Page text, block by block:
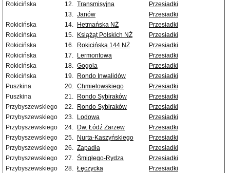
Rokicińska
12. Transmisyjna
Przesiadki
13. Janów
Przesiadki
Rokicińska
14. Hetmańska NŻ
Przesiadki
Rokicińska
15. Książąt Polskich NŻ
Przesiadki
Rokicińska
16. Rokicińska 144 NŻ
Przesiadki
Rokicińska
17. Lermontowa
Przesiadki
Rokicińska
18. Gogola
Przesiadki
Rokicińska
19. Rondo Inwalidów
Przesiadki
Puszkina
20. Chmielowskiego
Przesiadki
Puszkina
21. Rondo Sybiraków
Przesiadki
Przybyszewskiego
22. Rondo Sybiraków
Przesiadki
Przybyszewskiego
23. Lodowa
Przesiadki
Przybyszewskiego
24. Dw. Łódź Zarzew
Przesiadki
Przybyszewskiego
25. Nurta-Kaszyńskiego
Przesiadki
Przybyszewskiego
26. Zapadła
Przesiadki
Przybyszewskiego
27. Śmigłego-Rydza
Przesiadki
Przybyszewskiego
28. Łęczycka
Przesiadki